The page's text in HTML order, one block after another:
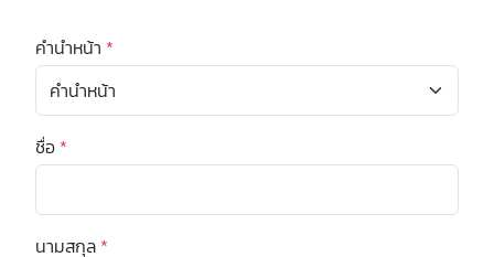
FREE
CONTENT
CONTENT
คำนำหน้า *
ชื่อ *
นามสกุล *